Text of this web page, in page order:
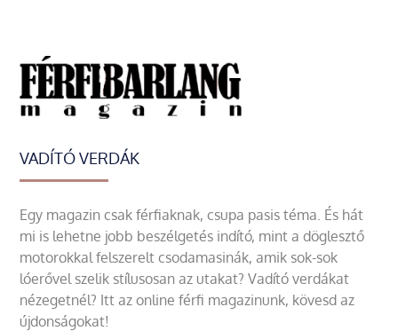
VADÍTÓ VERDÁK
Egy magazin csak férfiaknak, csupa pasis téma. És hát
mi is lehetne jobb beszélgetés indító, mint a döglesztő
motorokkal felszerelt csodamasinák, amik sok-sok
lóerővel szelik stílusosan az utakat? Vadító verdákat
nézegetnél? Itt az online férfi magazinunk, kövesd az
újdonságokat!